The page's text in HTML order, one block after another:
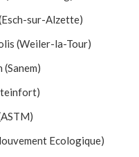
sur-Alzette)
(Weiler-la-Tour)
Ecologique)